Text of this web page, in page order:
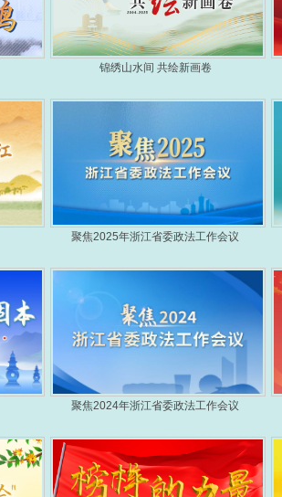
锦绣山水间 共绘新画卷
聚焦2025年浙江省委政法工作会议
聚焦2024年浙江省委政法工作会议